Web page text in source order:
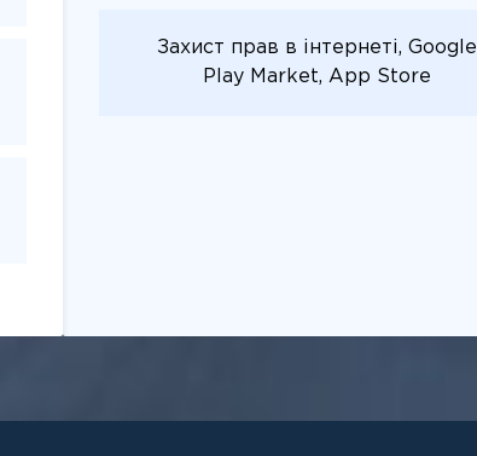
Захист прав в інтернеті, Google
Play Market, App Store